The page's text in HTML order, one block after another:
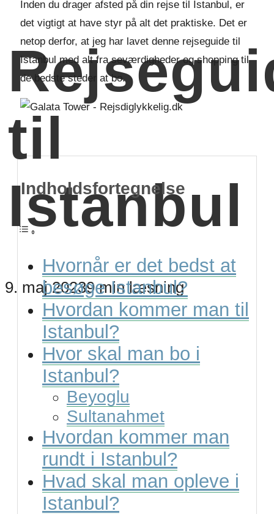
til
Istanbul
9. maj 20239 min læsning
Inden du drager afsted på din rejse til Istanbul, er
det vigtigt at have styr på alt det praktiske. Det er
netop derfor, at jeg har lavet denne rejseguide til
Istanbul med alt fra seværdigheder og shopping til
de bedste steder at bo.
Indholdsfortegnelse
Hvornår er det bedst at
besøge Istanbul?
Hvordan kommer man til
Istanbul?
Hvor skal man bo i
Istanbul?
Beyoglu
Sultanahmet
Hvordan kommer man
rundt i Istanbul?
Hvad skal man opleve i
Istanbul?